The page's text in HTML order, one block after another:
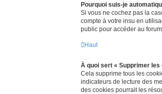
Pourquoi suis-je
Si vous ne cochez pas la
compte à votre insu en
public pour accéder au
Haut
À quoi sert « Supprimer les
Cela supprime tous les
indicateurs de lecture des
des cookies pourrait les